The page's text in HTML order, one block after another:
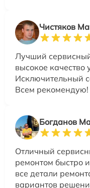
Чистяков
Лучший
высокое качество
Исключительный
Всем рекомендую!
Богданов
Отличный
ремонтом быстро
все детали
вариантов